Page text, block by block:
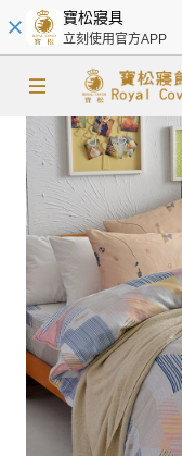
寶松寢具
立刻使用官方APP